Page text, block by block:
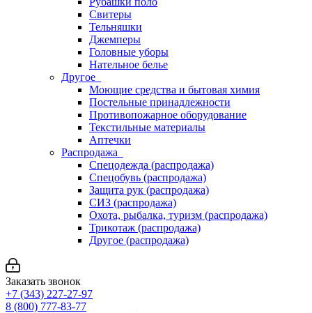
Свитеры
Тельняшки
Джемперы
Головные уборы
Нательное белье
Другое
Моющие средства и бытовая химия
Постельные принадлежности
Противопожарное оборудование
Текстильные материалы
Аптечки
Распродажа
Спецодежда (распродажа)
Спецобувь (распродажа)
Защита рук (распродажа)
СИЗ (распродажа)
Охота, рыбалка, туризм (распродажа)
Трикотаж (распродажа)
Другое (распродажа)
Заказать звонок
+7 (343) 227-27-97
8 (800) 777-83-77